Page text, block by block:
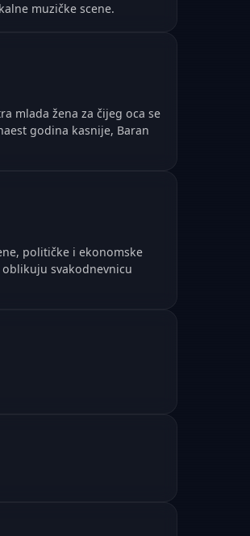
muzičke scene.
mlada žena za čijeg oca se
godina kasnije, Baran
političke i ekonomske
svakodnevnicu